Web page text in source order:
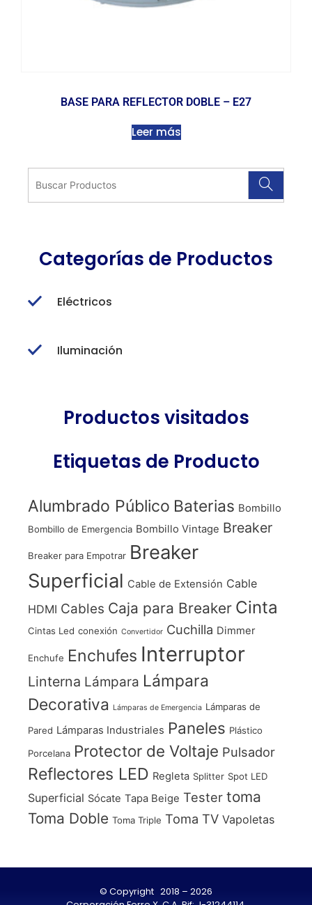
BASE PARA REFLECTOR DOBLE – E27
Leer más
Categorías de Productos
Eléctricos
Iluminación
Productos visitados
Etiquetas de Producto
Alumbrado Público Baterias Bombillo
Bombillo de Emergencia Bombillo Vintage Breaker
Breaker para Empotrar Breaker
Superficial Cable de Extensión Cable
HDMI Cables Caja para Breaker Cinta
Cintas Led conexión Convertidor Cuchilla Dimmer
Enchufe Enchufes Interruptor
Linterna Lámpara Lámpara
Decorativa
Lámparas de Emergencia Lámparas de
Pared Lámparas Industriales Paneles Plástico
Porcelana Protector de Voltaje Pulsador
Reflectores LED Regleta Splitter Spot LED
Superficial Sócate Tapa Beige Tester toma
Toma Doble Toma Triple Toma TV Vapoletas
© Copyright 2018 – 2026